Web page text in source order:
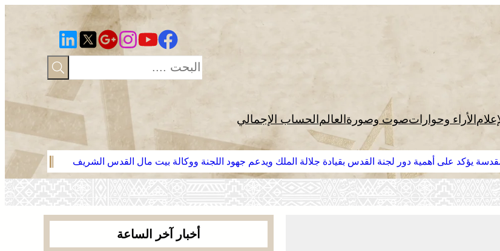
الأراء وحواراتصوت وصورة العالم الحساب الإجمالي
يؤكد على أهمية دور لجنة القدس بقيادة جلالة الملك ويدعم جهود اللجنة ووكالة بيت مال القدس الشريف موجة حر
أخبار آخر الساعة